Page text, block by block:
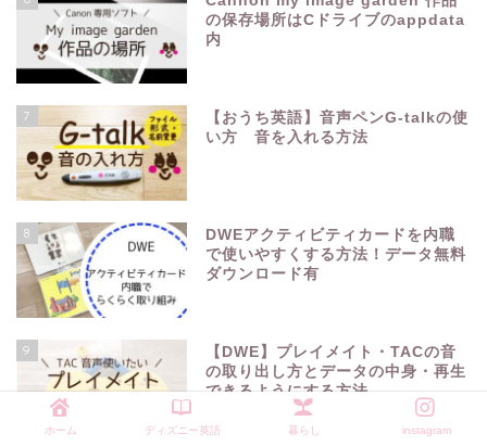
の保存場所はCドライブのappdata
内
7
【おうち英語】音声ペンG-talkの使
い方 音を入れる方法
8
DWEアクティビティカードを内職
で使いやすくする方法！データ無料
ダウンロード有
9
【DWE】プレイメイト・TACの音
の取り出し方とデータの中身・再生
できるようにする方法
ホーム ディズニー英語 暮らし instagram